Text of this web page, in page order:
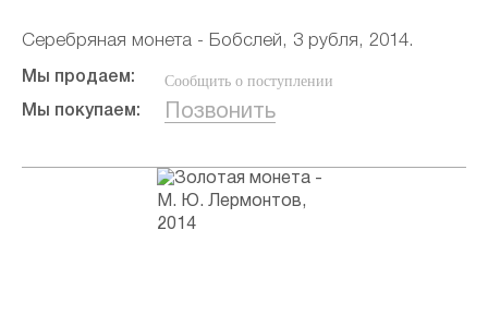
Серебряная монета - Бобслей, 3 рубля, 2014.
Мы продаем: Сообщить о поступлении
Мы покупаем: Позвонить